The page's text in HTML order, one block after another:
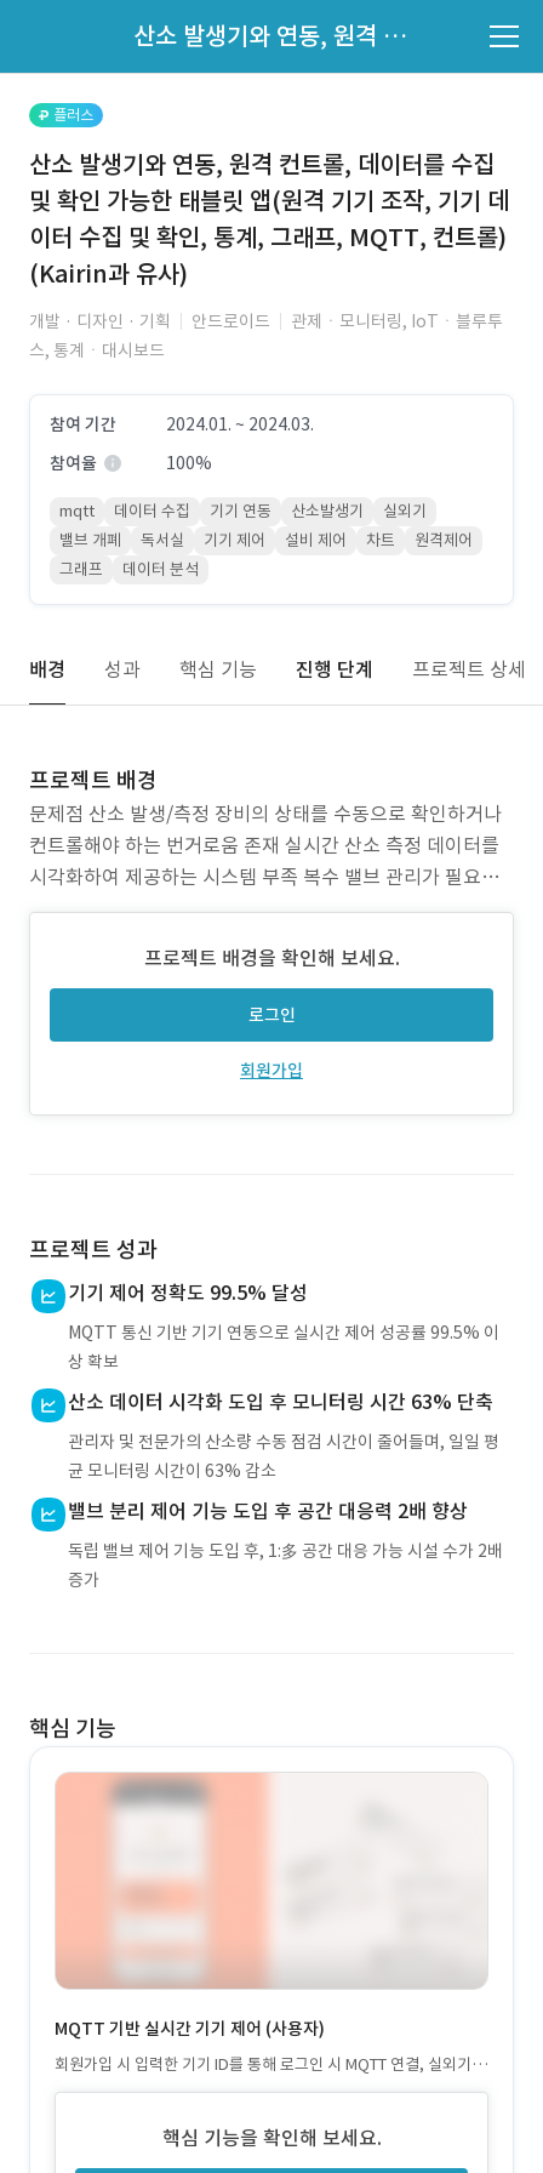
산소 발생기와 연동, 원격 컨트롤, 데이터를 수집 및 확인 가능한 태블릿 앱(원격 기기 조작, 기기 데이터 수집 및 확인, 통계, 그래프, MQTT, 컨트롤)(Kairin과 유사)
지원자 목록 바로가기
플러스
산소 발생기와 연동, 원격 컨트롤, 데이터를 수집
및 확인 가능한 태블릿 앱(원격 기기 조작, 기기 데
이터 수집 및 확인, 통계, 그래프, MQTT, 컨트롤)
(Kairin과 유사)
개발 · 디자인 · 기획 안드로이드
관제ㆍ모니터링, IoTㆍ블루투
스, 통계ㆍ대시보드
참여 기간
2024.01. ~ 2024.03.
참여율
100%
mqtt 데이터 수집 기기 연동 산소발생기
실외기
밸브 개폐
독서실 기기 제어 설비 제어 차트
원격제어
그래프
데이터 분석
배경 성과 핵심 기능 진행 단계 프로젝트 상세
프로젝트 배경
문제점 산소 발생/측정 장비의 상태를 수동으로 확인하거나
컨트롤해야 하는 번거로움 존재 실시간 산소 측정 데이터를
시각화하여 제공하는 시스템 부족 복수 밸브 관리가 필요한
공간(독서실, 연구소 등)에서 구역별 개별 제어 불가 기기 상
족 프로젝트 목표 MQTT 프로토콜을 기반으로 기기와 실시
간 통신 가능한 앱 개발 사용자 편의성 중심의
프로젝트 배경을 확인해 보세요.
로그인
회원가입
프로젝트 성과
기기 제어 정확도 99.5% 달성
MQTT 통신 기반 기기 연동으로 실시간 제어 성공률 99.5% 이
상 확보
산소 데이터 시각화 도입 후 모니터링 시간 63% 단축
관리자 및 전문가의 산소량 수동 점검 시간이 줄어들며, 일일 평
균 모니터링 시간이 63% 감소
밸브 분리 제어 기능 도입 후 공간 대응력 2배 향상
독립 밸브 제어 기능 도입 후, 1:多 공간 대응 가능 시설 수가 2배
증가
핵심 기능
MQTT 기반 실시간 기기 제어 (사용자)
회원가입 시 입력한 기기 ID를 통해 로그인 시 MQTT 연결, 실외기
및 밸브 상태를 실시간 제어
핵심 기능을 확인해 보세요.